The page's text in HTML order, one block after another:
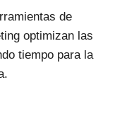
de
optimizan las
tiempo para la